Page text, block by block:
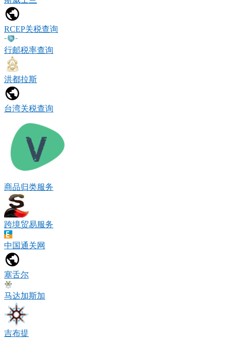
RCEP关税查询
行邮税率查询
洪都拉斯
台湾关税查询
商品归类服务
跨境贸易服务
中国通关网
塞舌尔
马达加斯加
吉布提